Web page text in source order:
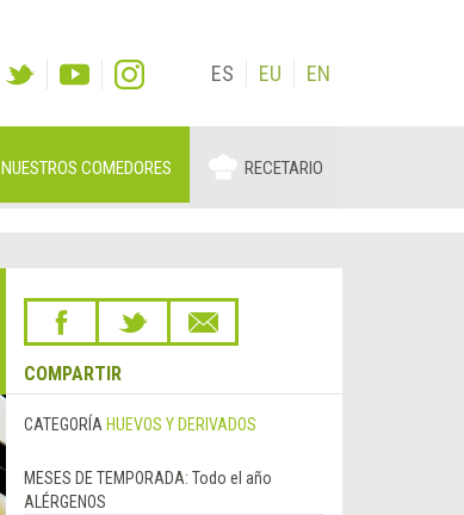
ES EU EN
NUESTROS COMEDORES RECETARIO
COMPARTIR
CATEGORÍA HUEVOS Y DERIVADOS
MESES DE TEMPORADA: Todo el año
ALÉRGENOS